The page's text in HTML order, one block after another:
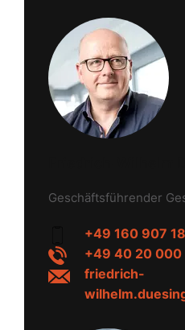
Geschäftsführender
+49 160 907
+49 40 20 000
friedrich-